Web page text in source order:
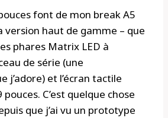
font de mon break A5
version haut de gamme – que
phares Matrix LED à
de série (une
j’adore) et l’écran tactile
C’est quelque chose
que j’ai vu un prototype